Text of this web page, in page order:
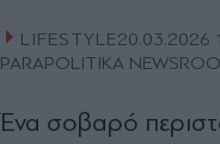
LIFESTYLE20.03.2026
PARAPOLITIKA
Ένα σοβαρό